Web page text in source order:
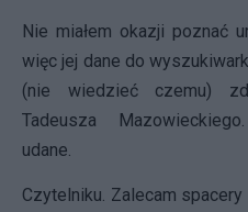
Nie miałem okazji poznać
więc jej dane do
(nie wiedzieć czemu)
Tadeusza
udane.
Czytelniku. Zalecam